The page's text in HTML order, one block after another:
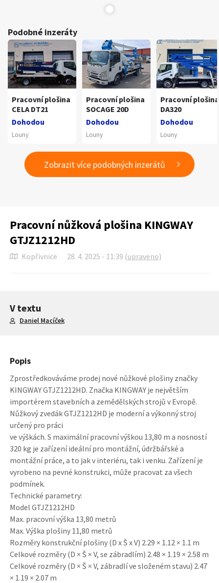
Podobné inzeráty
Pracovní plošina
CELA DT21
Dohodou
Louny
Pracovní plošina
SOCAGE 20D
Dohodou
Louny
Pracovní plošina
DA320
Dohodou
Louny
Zobrazit více podobných inzerátů
Pracovní nůžková plošina KINGWAY
GTJZ1212HD
Kopřivnice 28. 4. 2025 - 11:39 (upraveno)
V textu
Daniel Macíček
Popis
Zprostředkováváme prodej nové nůžkové plošiny značky
KINGWAY GTJZ1212HD. Značka KINGWAY je největším
importérem stavebních a zemědělských strojů v Evropě.
Nůžkový zvedák GTJZ1212HD je moderní a výkonný stroj
určený pro práci
ve výškách. S maximální pracovní výškou 13,80 m a nosností
320 kg je zařízení ideální pro montážní, údržbářské a
montážní práce, a to jak v interiéru, tak i venku. Zařízení je
vyrobeno na pevné konstrukci, může pracovat za všech
podmínek.
Technické parametry:
Model GTJZ1212HD
Max. pracovní výška 13,80 metrů
Max. Výška plošiny 11,80 metrů
Rozměry konstrukční plošiny (D x Š x V) 2.29 × 1.12 × 1.1 m
Celkové rozměry (D × Š × V, se zábradlím) 2.48 × 1.19 × 2.58 m
Celkové rozměry (D × Š × V, zábradlí ve složeném stavu) 2.47
× 1.19 × 2.07 m